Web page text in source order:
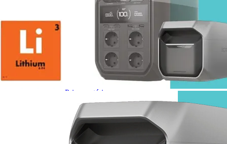
Feux de signalisation arrière
ELECTRICITE
Avec prise USB
Prises allume-cigare 12V
Prises intérieures 12V et 230V
Prises P17 et 230V
Prolongateurs et enrouleurs
Câbles électriques
Fusibles et cosses
Prises extérieures caravane
EQUIPEMENT INTERIEUR
EQUIPEMENT CABINE & CELLULE
Embases pivotantes
Equipement pour la cabine
Stores de cabine REMIfront